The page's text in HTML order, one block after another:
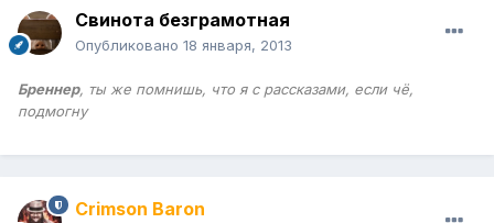
Свинота безграмотная
Опубликовано 18 января, 2013
Бреннер, ты же помнишь, что я с рассказами, если чё,
подмогну
Crimson Baron